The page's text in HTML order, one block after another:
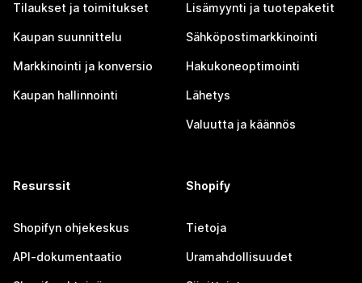
Tilaukset ja toimitukset
Kaupan suunnittelu
Markkinointi ja konversio
Kaupan hallinnointi
Lisämyynti ja tuotepaketit
Sähköpostimarkkinointi
Hakukoneoptimointi
Lähetys
Valuutta ja käännös
Resurssit
Shopifyn ohjekeskus
API-dokumentaatio
Shopify
Tietoja
Uramahdollisuudet